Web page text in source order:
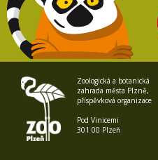
Zoologická a botanická
zahrada města Plzně,
příspěvková organizace
Pod Vinicemi
301 00 Plzeň